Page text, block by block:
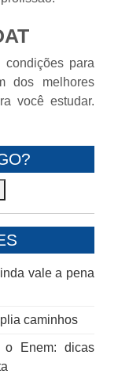
para
dos melhores
você estudar.
vale a pena
caminhos
o Enem: dicas